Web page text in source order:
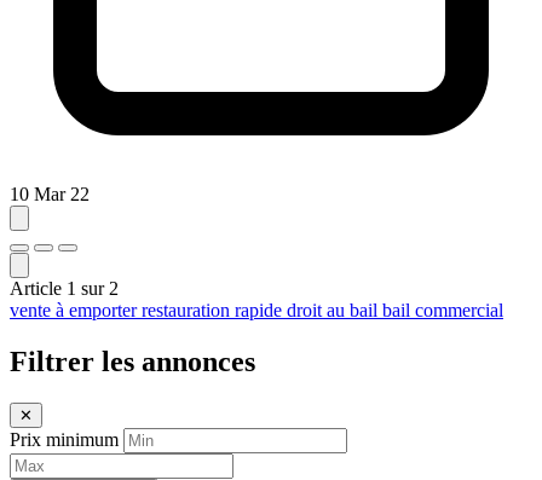
10 Mar 22
Article 1 sur 2
vente à emporterrestauration rapide droit au bail bail commercial
Filtrer les annonces
✕
Prix minimum